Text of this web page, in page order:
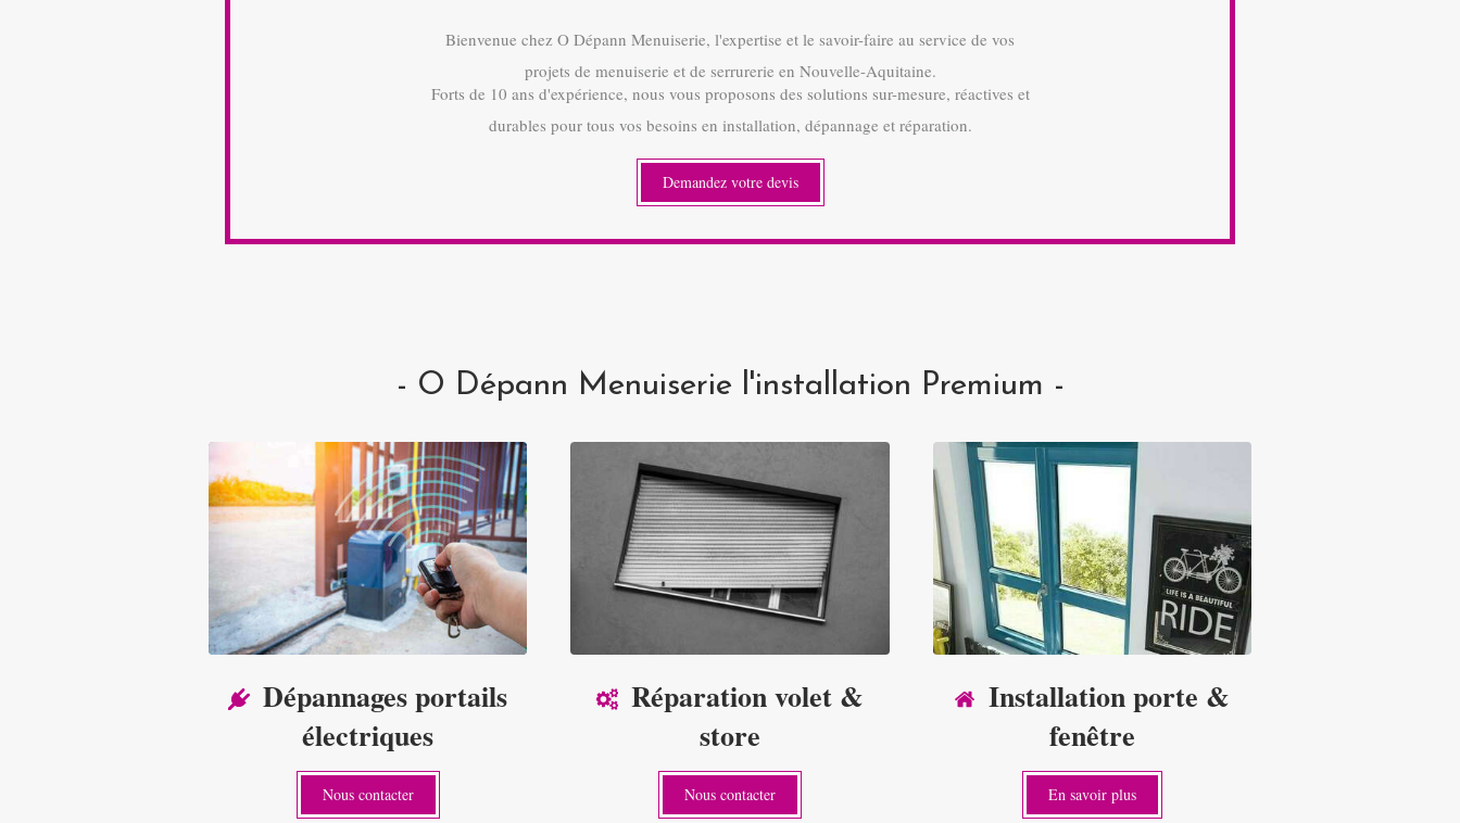
Bienvenue chez O Dépann Menuiserie, l'expertise et le savoir-faire au service de vos
projets de menuiserie et de serrurerie en Nouvelle-Aquitaine.
Forts de 10 ans d'expérience, nous vous proposons des solutions sur-mesure, réactives et
durables pour tous vos besoins en installation, dépannage et réparation.
Demandez votre devis
- O Dépann Menuiserie l'installation Premium -
Dépannages portails
électriques
Nous contacter
Réparation volet &
store
Nous contacter
Installation porte &
fenêtre
En savoir plus